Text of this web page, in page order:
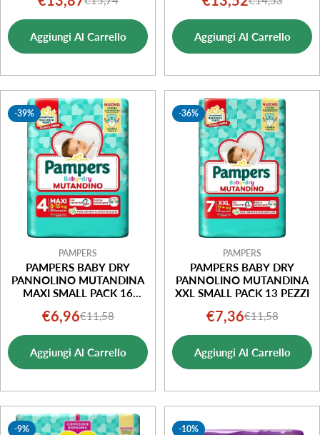
di
vendita
normale
Aggiungi Al Carrello
di
vendita
normale
Aggiungi Al Carrello
-39%
PAMPERS
PAMPERS BABY DRY
PANNOLINO MUTANDINA
MAXI SMALL PACK 16
Prezzo
di
vendita
€6,96Prezzo
normale
€11,58
Aggiungi Al Carrello
-36%
PAMPERS
PAMPERS BABY DRY
PANNOLINO MUTANDINA
XXL SMALL PACK 13 PEZZI
Prezzo
di
vendita
€7,36Prezzo
normale
€11,58
Aggiungi Al Carrello
-9% -10%